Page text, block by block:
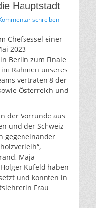
Hauptstadt
schreiben
Chefsessel einer
2023
Berlin zum Finale
Rahmen unseres
vertraten 8 der
Österreich und
der Vorrunde aus
und der Schweiz
gegeneinander
Maja
Kufeld haben
und konnten in
Frau